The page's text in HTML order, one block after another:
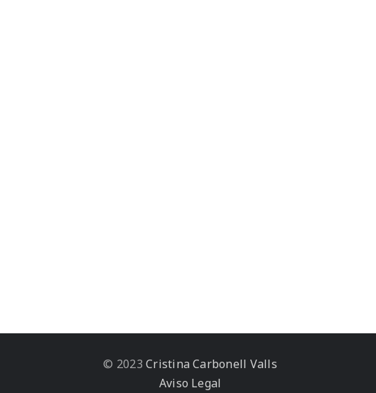
© 2023 Cristina Carbonell Valls
Aviso Legal